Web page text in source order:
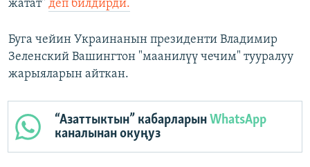
жатат" деп билдирди.
Буга чейин Украинанын президенти Владимир
Зеленский Вашингтон "маанилүү чечим" тууралуу
жарыяларын айткан.
“Азаттыктын” кабарларынWhatsApp
каналынан окуңуз